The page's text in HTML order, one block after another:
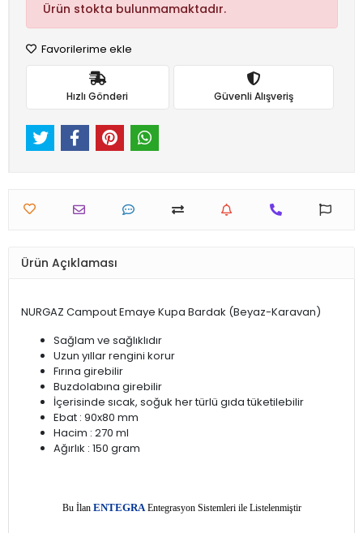
Ürün stokta bulunmamaktadır.
Favorilerime ekle
Hızlı Gönderi Güvenli Alışveriş
Ürün Açıklaması
NURGAZ Campout Emaye Kupa Bardak (Beyaz-Karavan)
Sağlam ve sağlıklıdır
Uzun yıllar rengini korur
Fırına girebilir
Buzdolabına girebilir
İçerisinde sıcak, soğuk her türlü gıda tüketilebilir
Ebat : 90x80 mm
Hacim : 270 ml
Ağırlık : 150 gram
Bu İlan ENTEGRAEntegrasyon Sistemleri ile Listelenmiştir